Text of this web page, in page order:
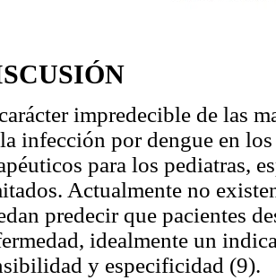
impredecible de las
infección por dengue en
para los pediatras,
Actualmente no
predecir que pacientes
idealmente un
y especificidad (9).